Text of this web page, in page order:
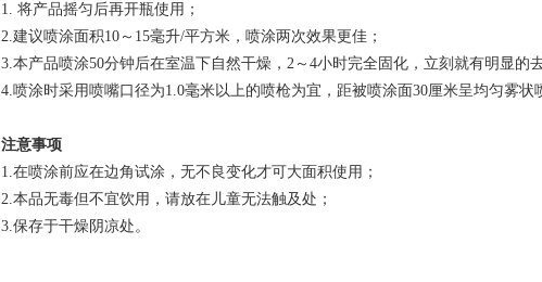
1. 将产品摇匀后再开瓶使用；
2.建议喷涂面积10～15毫升/平方米，喷涂两次效果更佳；
3.本产品喷涂50分钟后在室温下自然干燥，2～4小时完全固化，立刻就有明显的
4.喷涂时采用喷嘴口径为1.0毫米以上的喷枪为宜，距被喷涂面30厘米呈均匀雾状
注意事项
1.在喷涂前应在边角试涂，无不良变化才可大面积使用；
2.本品无毒但不宜饮用，请放在儿童无法触及处；
3.保存于干燥阴凉处。